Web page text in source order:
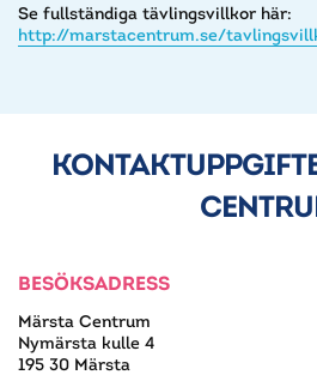
Se fullständiga tävlingsvillkor här:
http://marstacentrum.se/
BESÖKSADRESS
Märsta Centrum
Nymärsta kulle 4
195 30 Märsta